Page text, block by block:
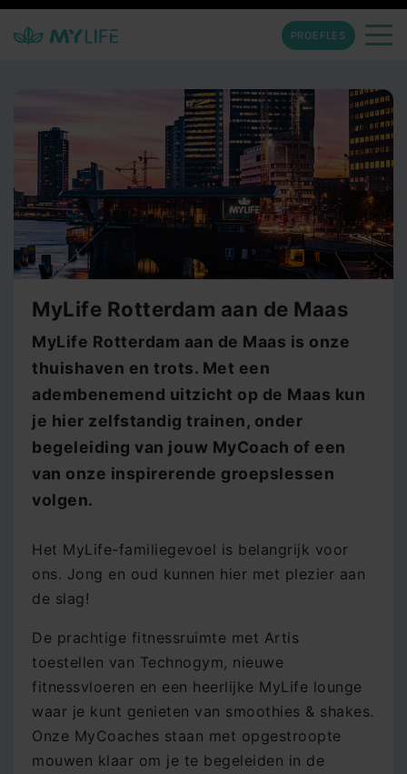
PROEFLES
MyLife Rotterdam aan de Maas
MyLife Rotterdam aan de Maas is onze
thuishaven en trots. Met een
adembenemend uitzicht op de Maas kun
je hier zelfstandig trainen, onder
begeleiding van jouw MyCoach of een
van onze inspirerende groepslessen
volgen.
Het MyLife-familiegevoel is belangrijk voor
ons. Jong en oud kunnen hier met plezier aan
de slag!
De prachtige fitnessruimte met Artis
toestellen van Technogym, nieuwe
fitnessvloeren en een heerlijke MyLife lounge
waar je kunt genieten van smoothies & shakes.
Onze MyCoaches staan met opgestroopte
mouwen klaar om je te begeleiden in de